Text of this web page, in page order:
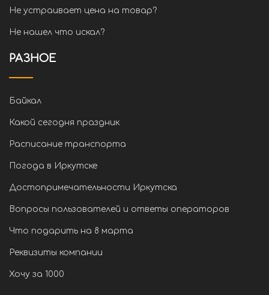
Не устраивает цена на товар?
Не нашел что искал?
РАЗНОЕ
Байкал
Какой сегодня праздник
Расписание транспорта
Погода в Иркутске
Достопримечательности Иркутска
Вопросы пользователей и ответы операторов
Что подарить на 8 марта
Реквизиты компании
Хочу за 1000